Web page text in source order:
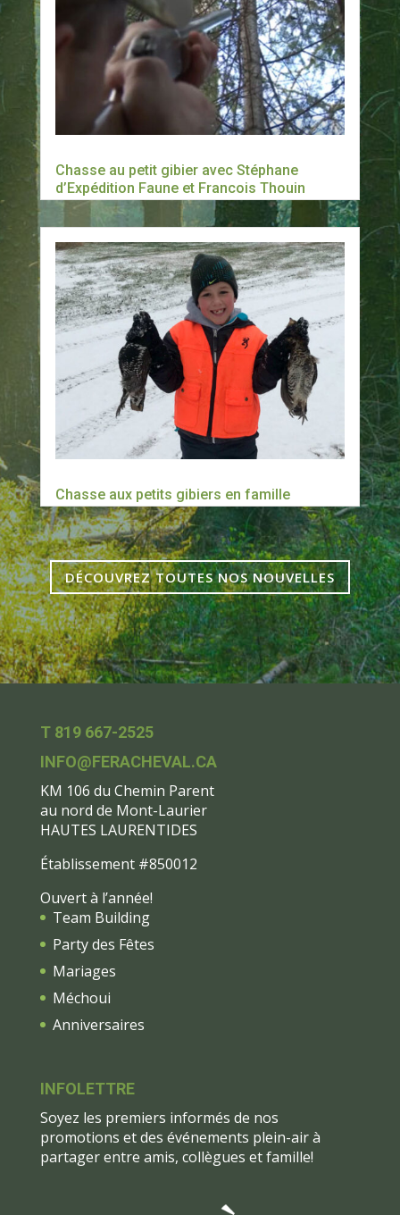
Chasse au petit gibier avec Stéphane
d’Expédition Faune et Francois Thouin
Chasse aux petits gibiers en famille
DÉCOUVREZ TOUTES NOS NOUVELLES
T 819 667-2525
INFO@FERACHEVAL.CA
KM 106 du Chemin Parent
au nord de Mont-Laurier
HAUTES LAURENTIDES
Établissement #850012
Ouvert à l’année!
Team Building
Party des Fêtes
Mariages
Méchoui
Anniversaires
INFOLETTRE
Soyez les premiers informés de nos
promotions et des événements plein-air à
partager entre amis, collègues et famille!